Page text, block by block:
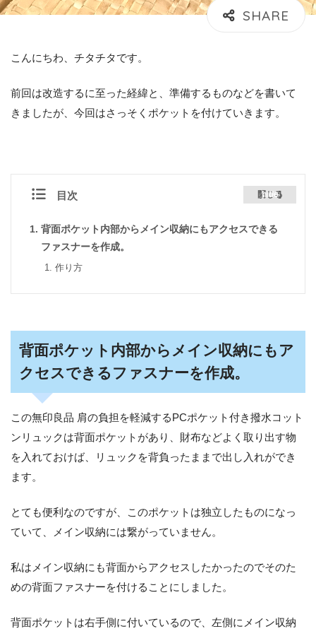
こんにちわ、チタチタです。
前回は改造するに至った経緯と、準備するものなどを書いて
きましたが、今回はさっそくポケットを付けていきます。
目次 閉じる
[hide]
背面ポケット内部からメイン収納にもアクセスできる
ファスナーを作成。
作り方
背面ポケット内部からメイン収納にもア
クセスできるファスナーを作成。
この無印良品 肩の負担を軽減するPCポケット付き撥水コット
ンリュックは背面ポケットがあり、財布などよく取り出す物
を入れておけば、リュックを背負ったままで出し入れができ
ます。
とても便利なのですが、このポケットは独立したものになっ
ていて、メイン収納には繋がっていません。
私はメイン収納にも背面からアクセスしたかったのでそのた
めの背面ファスナーを付けることにしました。
背面ポケットは右手側に付いているので、左側にメイン収納